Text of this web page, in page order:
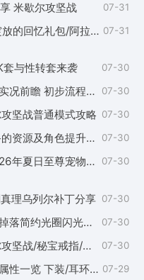
米歇尔攻坚战 07-31
7.30国服体验服 夏末绽放的回忆礼包/阿拉德谋略战 07-31
与性转套来袭 07-30
米歇尔攻坚战韩服开荒实况前瞻 初步流程总结 07-30
坚战普通模式攻略 07-30
备战米歇尔 可提前准备的资源及角色提升方向一览 07-30
鬼剑士萌趣像素宠物改26年夏日至尊宠物补丁 07-30
理乌列尔补丁分享 07-30
搬砖向司南玉荣辟邪玉掉落简约光圈闪光补丁 07-30
7.29韩服体验服 米歇尔攻坚战/秘宝戒指/职业和装备平衡 07-30
米歇尔攻坚战新增附魔属性一览 下装/耳环新毕业附魔 07-29